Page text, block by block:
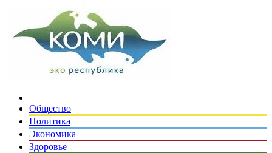
Общество
Политика
Экономика
Здоровье